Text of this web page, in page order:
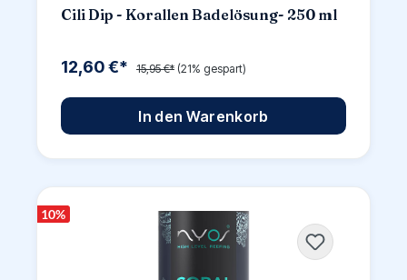
Cili Dip - Korallen Badelösung- 250 ml
12,60 €* 15,95 €* (21% gespart)
In den Warenkorb
10%